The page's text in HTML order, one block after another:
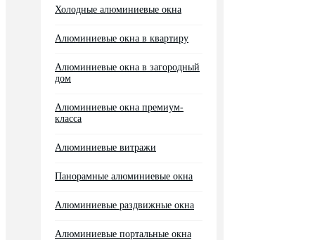
Холодные алюминиевые окна
Алюминиевые окна в квартиру
Алюминиевые окна в загородный
дом
Алюминиевые окна премиум-
класса
Алюминиевые витражи
Панорамные алюминиевые окна
Алюминиевые раздвижные окна
Алюминиевые портальные окна